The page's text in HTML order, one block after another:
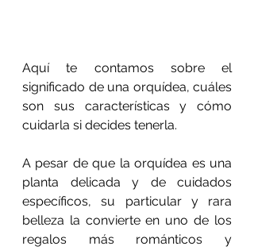
Aquí te contamos sobre el
significado de una orquídea, cuáles
son sus características y cómo
cuidarla si decides tenerla.
A pesar de que la orquídea es una
planta delicada y de cuidados
específicos, su particular y rara
belleza la convierte en uno de los
regalos más románticos y